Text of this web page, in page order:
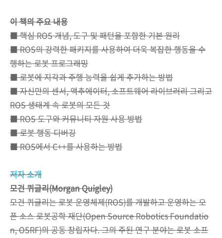
이 책의 주요 내용
■ 핵심 ROS 개념, 도구 및 패턴을 포함한 기본 원리
■ ROS의 강력한 패키지를 사용하여 더욱 복잡한 행동을 수
행하는 로봇 프로그래밍
■ 로봇에 지각과 주행 능력을 쉽게 추가하는 방법
■ 자신만의 센서, 액추에이터, 소프트웨어 라이브러리 그리고
ROS 생태계 속 로봇의 모든 것
■ ROS 도구와 커뮤니티 자원 사용 방법
■ 로봇 행동 디버깅
■ ROS에서 C++를 사용하는 방법
저자 소개
모건 퀴글리(Morgan Quigley)
모건 퀴글리는 로봇 운영체제(ROS)를 개발하고 운영하는 오
픈 소스 로봇공학 재단(Open Source Robotics Foundatio
n, OSRF)의 공동 창립자다. 그의 주된 연구 분야는 로봇 소프